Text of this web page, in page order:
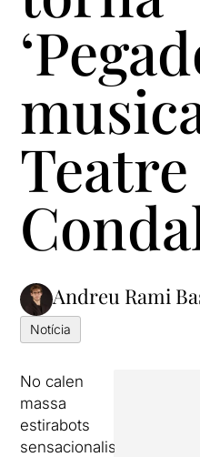
Teatre
Andreu Rami
Notícia
No calen
massa
estirabots
sensacionalistes